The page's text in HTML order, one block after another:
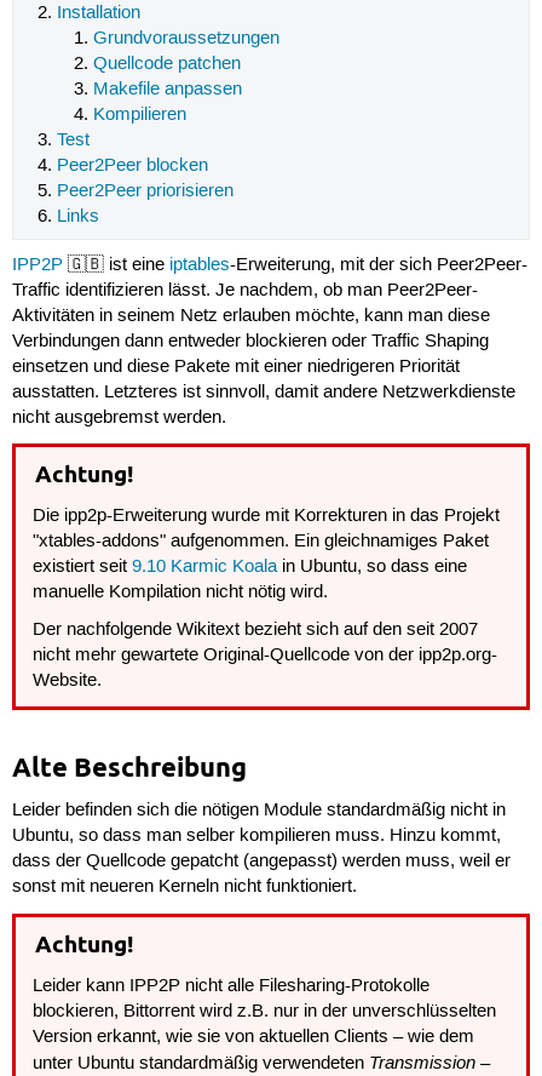
Installation
Grundvoraussetzungen
Quellcode patchen
Makefile anpassen
Kompilieren
Test
Peer2Peer blocken
Peer2Peer priorisieren
Links
IPP2P🇬🇧 ist eine iptables-Erweiterung, mit der sich Peer2Peer-
Traffic identifizieren lässt. Je nachdem, ob man Peer2Peer-
Aktivitäten in seinem Netz erlauben möchte, kann man diese
Verbindungen dann entweder blockieren oder Traffic Shaping
einsetzen und diese Pakete mit einer niedrigeren Priorität
ausstatten. Letzteres ist sinnvoll, damit andere Netzwerkdienste
nicht ausgebremst werden.
Achtung!
Die ipp2p-Erweiterung wurde mit Korrekturen in das Projekt
"xtables-addons" aufgenommen. Ein gleichnamiges Paket
existiert seit9.10 Karmic Koalain Ubuntu, so dass eine
manuelle Kompilation nicht nötig wird.
Der nachfolgende Wikitext bezieht sich auf den seit 2007
nicht mehr gewartete Original-Quellcode von der ipp2p.org-
Website.
Alte Beschreibung
Leider befinden sich die nötigen Module standardmäßig nicht in
Ubuntu, so dass man selber kompilieren muss. Hinzu kommt,
dass der Quellcode gepatcht (angepasst) werden muss, weil er
sonst mit neueren Kerneln nicht funktioniert.
Achtung!
Leider kann IPP2P nicht alle Filesharing-Protokolle
blockieren, Bittorrent wird z.B. nur in der unverschlüsselten
Version erkannt, wie sie von aktuellen Clients – wie dem
unter Ubuntu standardmäßig verwendeten Transmission –